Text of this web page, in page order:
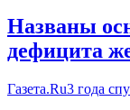
Названы
дефицита
Газета.Ru3 года